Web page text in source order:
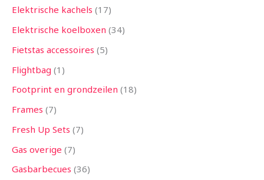
Elektrische kachels 17
Elektrische koelboxen 34
Fietstas accessoires 5
Flightbag 1
Footprint en grondzeilen 18
Frames 7
Fresh Up Sets 7
Gas overige 7
Gasbarbecues 36